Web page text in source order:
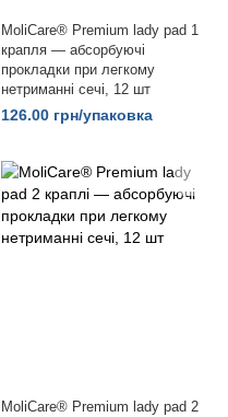
MoliCare® Premium lady pad 1
крапля — абсорбуючі
прокладки при легкому
нетриманні сечі, 12 шт
126.00 грн/упаковка
MoliCare® Premium lady pad 2